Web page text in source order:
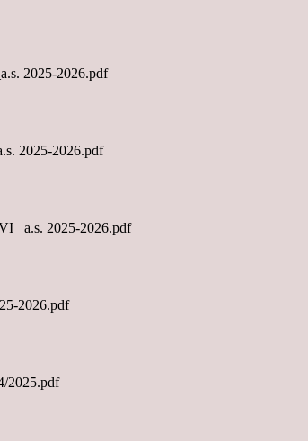
2025-2026.pdf
2025-2026.pdf
_a.s. 2025-2026.pdf
2026.pdf
2025.pdf